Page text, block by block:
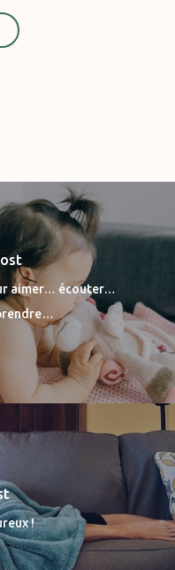
aimer… écouter…
!